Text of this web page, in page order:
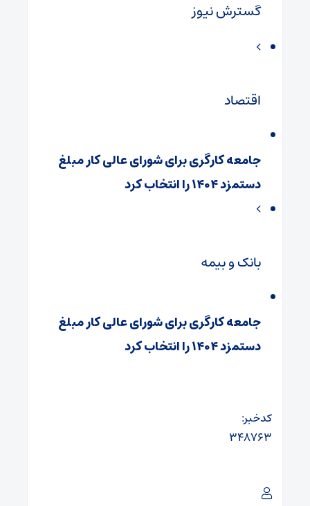
گسترش نیوز
اقتصاد
جامعه کارگری برای شورای عالی کار مبلغ
دستمزد ۱۴۰۴ را انتخاب کرد
بانک و بیمه
جامعه کارگری برای شورای عالی کار مبلغ
دستمزد ۱۴۰۴ را انتخاب کرد
کدخبر:
۳۴۸۷۶۳